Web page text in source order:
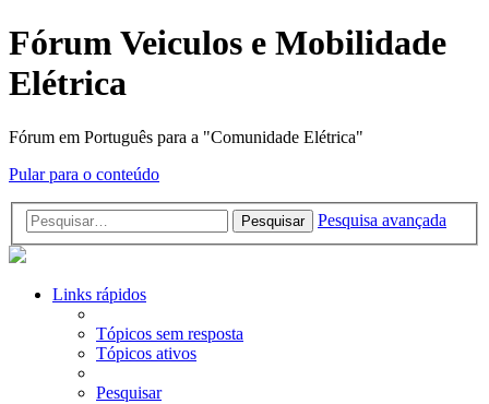
Fórum Veiculos e Mobilidade
Elétrica
Fórum em Português para a "Comunidade Elétrica"
Pular para o conteúdo
Pesquisar Pesquisa avançada
Links rápidos
Tópicos sem resposta
Tópicos ativos
Pesquisar